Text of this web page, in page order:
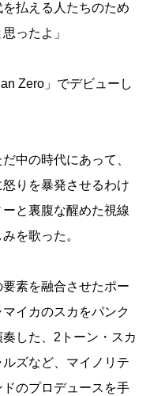
払える人たちのため
ったよ」
Zero」でデビューし
中の時代にあって、
りを暴発させるわけ
と裏腹な醒めた視線
を歌った。
素を融合させたポー
イカのスカをパンク
した、2トーン・スカ
ズなど、マイノリテ
のプロデュースを手